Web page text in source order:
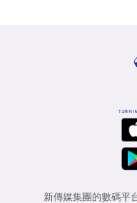
新傳媒集團的數碼平